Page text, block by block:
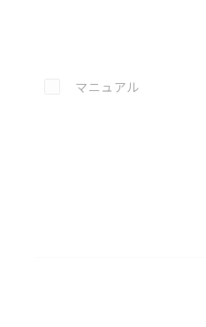
この資料を選択
マニュアル